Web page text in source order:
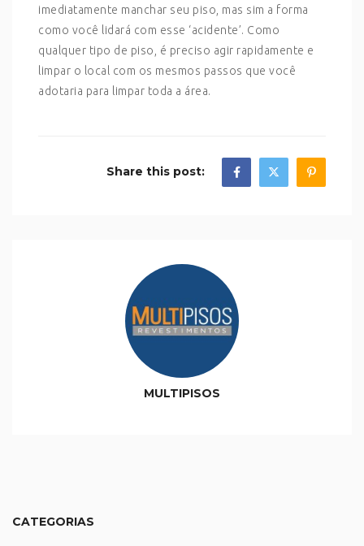
imediatamente manchar seu piso, mas sim a forma
como você lidará com esse ‘acidente’. Como
qualquer tipo de piso, é preciso agir rapidamente e
limpar o local com os mesmos passos que você
adotaria para limpar toda a área.
Share this post:
MULTIPISOS
CATEGORIAS